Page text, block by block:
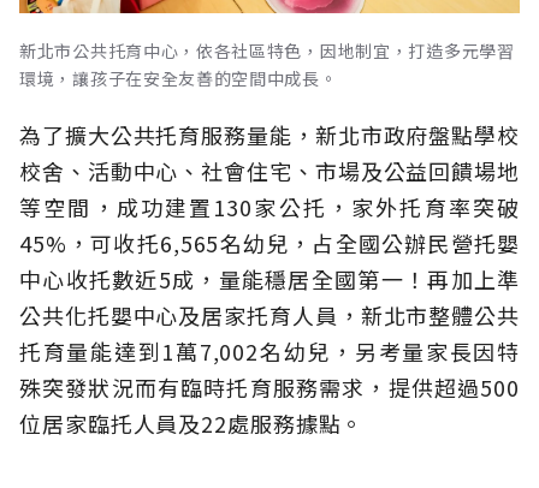
新北市公共托育中心，依各社區特色，因地制宜，打造多元學習
環境，讓孩子在安全友善的空間中成長。
為了擴大公共托育服務量能，新北市政府盤點學校
校舍、活動中心、社會住宅、市場及公益回饋場地
等空間，成功建置130家公托，家外托育率突破
45%，可收托6,565名幼兒，占全國公辦民營托嬰
中心收托數近5成，量能穩居全國第一！再加上準
公共化托嬰中心及居家托育人員，新北市整體公共
托育量能達到1萬7,002名幼兒，另考量家長因特
殊突發狀況而有臨時托育服務需求，提供超過500
位居家臨托人員及22處服務據點。